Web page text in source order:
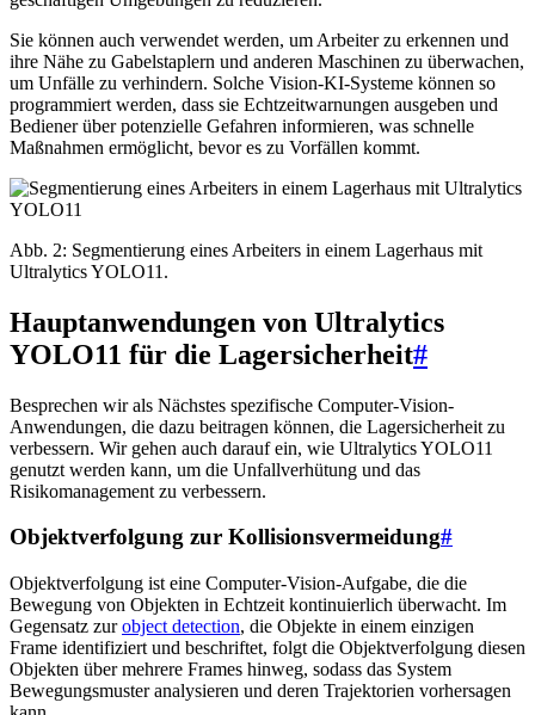
Sie können auch verwendet werden, um Arbeiter zu erkennen und
ihre Nähe zu Gabelstaplern und anderen Maschinen zu überwachen,
um Unfälle zu verhindern. Solche Vision-KI-Systeme können so
programmiert werden, dass sie Echtzeitwarnungen ausgeben und
Bediener über potenzielle Gefahren informieren, was schnelle
Maßnahmen ermöglicht, bevor es zu Vorfällen kommt.
Abb. 2: Segmentierung eines Arbeiters in einem Lagerhaus mit
Ultralytics YOLO11.
Hauptanwendungen von Ultralytics
YOLO11 für die Lagersicherheit#
Besprechen wir als Nächstes spezifische Computer-Vision-
Anwendungen, die dazu beitragen können, die Lagersicherheit zu
verbessern. Wir gehen auch darauf ein, wie Ultralytics YOLO11
genutzt werden kann, um die Unfallverhütung und das
Risikomanagement zu verbessern.
Objektverfolgung zur Kollisionsvermeidung#
Objektverfolgung ist eine Computer-Vision-Aufgabe, die die
Bewegung von Objekten in Echtzeit kontinuierlich überwacht. Im
Gegensatz zurobject detection, die Objekte in einem einzigen
Frame identifiziert und beschriftet, folgt die Objektverfolgung diesen
Objekten über mehrere Frames hinweg, sodass das System
Bewegungsmuster analysieren und deren Trajektorien vorhersagen